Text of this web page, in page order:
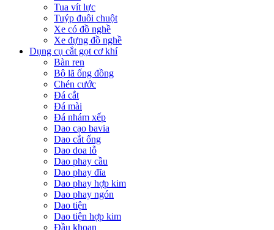
Tua vít lực
Tuýp đuôi chuột
Xe có đồ nghề
Xe đựng đồ nghề
Dụng cụ cắt gọt cơ khí
Bàn ren
Bộ lã ống đồng
Chén cước
Đá cắt
Đá mài
Đá nhám xếp
Dao cạo bavia
Dao cắt ống
Dao doa lỗ
Dao phay cầu
Dao phay đĩa
Dao phay hợp kim
Dao phay ngón
Dao tiện
Dao tiện hợp kim
Đầu khoan